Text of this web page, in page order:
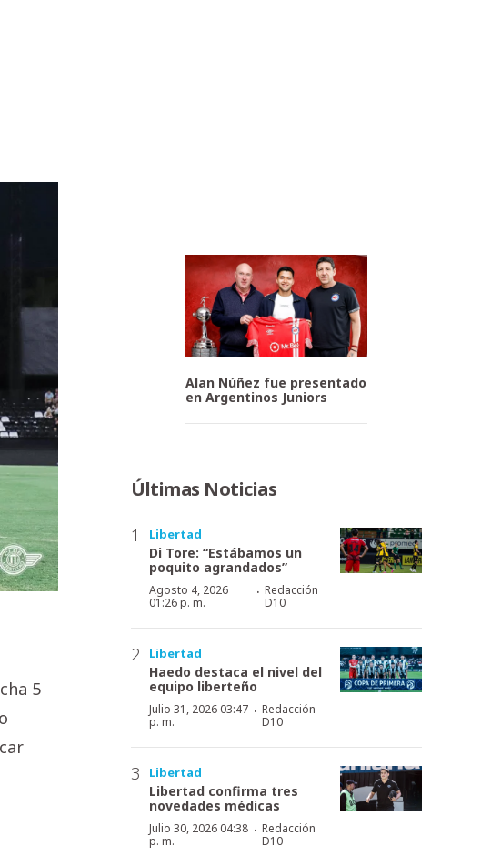
5
Alan Núñez fue presentado
en Argentinos Juniors
Últimas Noticias
Libertad
Di Tore: “Estábamos un
poquito agrandados”
Agosto 4, 2026
01:26 p. m.
· Redacción
D10
Libertad
Haedo destaca el nivel del
equipo liberteño
Julio 31, 2026 03:47
p. m.
· Redacción
D10
Libertad
Libertad confirma tres
novedades médicas
Julio 30, 2026 04:38
p. m.
· Redacción
D10